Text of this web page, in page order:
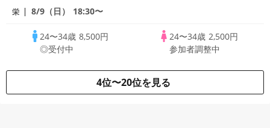
栄 8/9（日） 18:30〜
24〜34歳 8,500円
◎受付中
24〜34歳 2,500円
参加者調整中
4位〜20位を見る